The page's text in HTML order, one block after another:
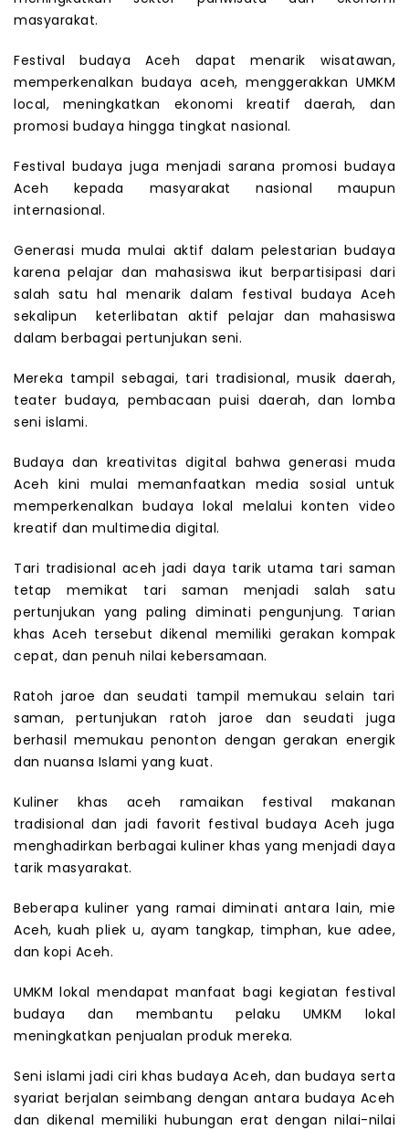
masyarakat.
Festival budaya Aceh dapat menarik wisatawan,
memperkenalkan budaya aceh, menggerakkan UMKM
local, meningkatkan ekonomi kreatif daerah, dan
promosi budaya hingga tingkat nasional.
Festival budaya juga menjadi sarana promosi budaya
Aceh kepada masyarakat nasional maupun
internasional.
Generasi muda mulai aktif dalam pelestarian budaya
karena pelajar dan mahasiswa ikut berpartisipasi dari
salah satu hal menarik dalam festival budaya Aceh
sekalipun keterlibatan aktif pelajar dan mahasiswa
dalam berbagai pertunjukan seni.
Mereka tampil sebagai, tari tradisional, musik daerah,
teater budaya, pembacaan puisi daerah, dan lomba
seni islami.
Budaya dan kreativitas digital bahwa generasi muda
Aceh kini mulai memanfaatkan media sosial untuk
memperkenalkan budaya lokal melalui konten video
kreatif dan multimedia digital.
Tari tradisional aceh jadi daya tarik utama tari saman
tetap memikat tari saman menjadi salah satu
pertunjukan yang paling diminati pengunjung. Tarian
khas Aceh tersebut dikenal memiliki gerakan kompak
cepat, dan penuh nilai kebersamaan.
Ratoh jaroe dan seudati tampil memukau selain tari
saman, pertunjukan ratoh jaroe dan seudati juga
berhasil memukau penonton dengan gerakan energik
dan nuansa Islami yang kuat.
Kuliner khas aceh ramaikan festival makanan
tradisional dan jadi favorit festival budaya Aceh juga
menghadirkan berbagai kuliner khas yang menjadi daya
tarik masyarakat.
Beberapa kuliner yang ramai diminati antara lain, mie
Aceh, kuah pliek u, ayam tangkap, timphan, kue adee,
dan kopi Aceh.
UMKM lokal mendapat manfaat bagi kegiatan festival
budaya dan membantu pelaku UMKM lokal
meningkatkan penjualan produk mereka.
Seni islami jadi ciri khas budaya Aceh, dan budaya serta
syariat berjalan seimbang dengan antara budaya Aceh
dan dikenal memiliki hubungan erat dengan nilai-nilai